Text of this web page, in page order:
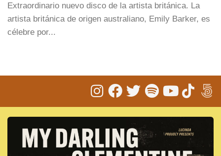
Extraordinario nuevo disco de la artista británica. La
artista británica de origen australiano, Emily Barker, es
célebre por...